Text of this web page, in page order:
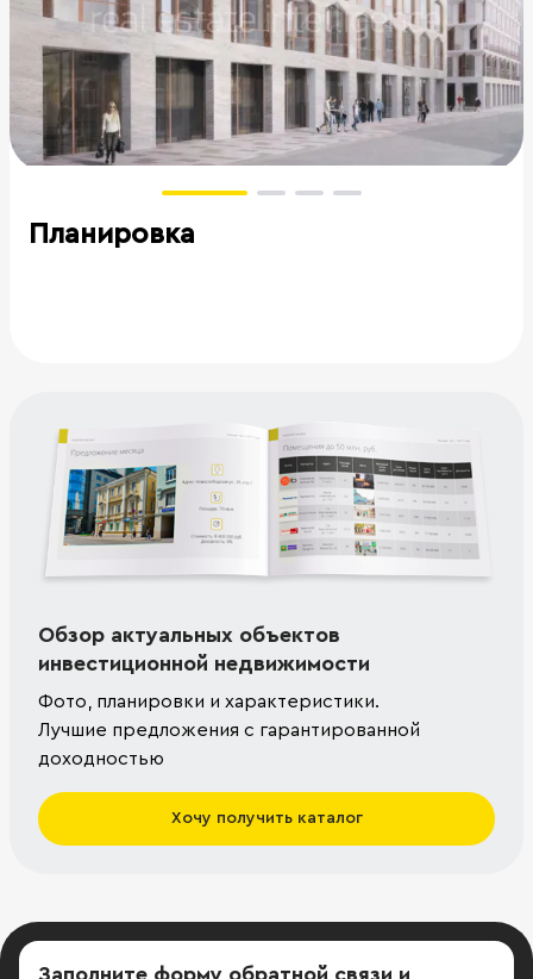
Планировка
Обзор актуальных объектов
инвестиционной недвижимости
Фото, планировки и характеристики.
Лучшие предложения с гарантированной
доходностью
Хочу получить каталог
Заполните форму обратной связи и